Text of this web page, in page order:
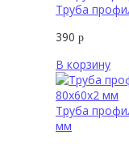
Труба
390 р
В корзину
Труба
мм